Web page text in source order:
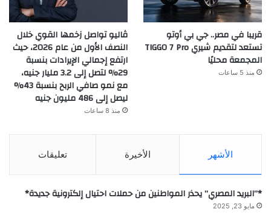
قريبا في مصر.. جي بي أوتو
تستعد لتقديم شيري TIGGO 7 Pro
المجمعة محليًا
منذ 5 ساعات
ڤاليو تواصل زخمها القوي خلال
النصف الأول من عام 2026، حيث
ارتفع إجمالي الإيرادات بنسبة
29% لتصل إلى 3.2 مليار جنيه،
مع نمو صافي الربح بنسبة 43%
ليصل إلى 486 مليون جنيه
منذ 8 ساعات
الأشهر الأخيرة تعليقات
*”البريد المصري” يحذر المواطنين من حملات احتيال إلكترونية جديدة*
مايو 23, 2025